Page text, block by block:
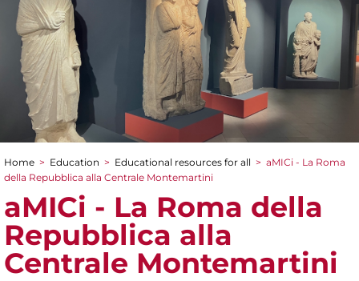
You are here
Home > Education > Educational resources for all > aMICi - La Roma
della Repubblica alla Centrale Montemartini
aMICi - La Roma della
Repubblica alla
Centrale Montemartini